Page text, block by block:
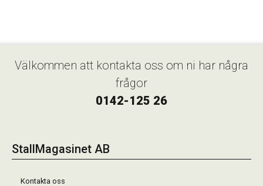
Välkommen att kontakta oss om ni har några
frågor
0142-125 26
StallMagasinet AB
Kontakta oss